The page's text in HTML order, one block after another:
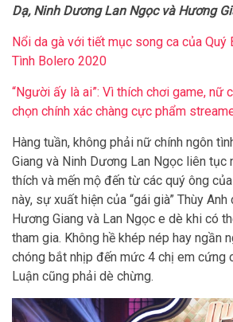
Dạ, Ninh Dương Lan Ngọc và Hương
Nổi da gà với tiết mục song ca của Quý
Tình Bolero 2020
“Người ấy là ai”: Vì thích chơi game, nữ
chọn chính xác chàng cực phẩm
Hàng tuần, không phải nữ chính ngôn
Giang và Ninh Dương Lan Ngọc liên
thích và mến mộ đến từ các quý ông
này, sự xuất hiện của “gái già” Thùy
Hương Giang và Lan Ngọc e dè khi có
tham gia. Không hề khép nép hay ngần
chóng bắt nhịp đến mức 4 chị em cứng
Luận cũng phải dè chừng.